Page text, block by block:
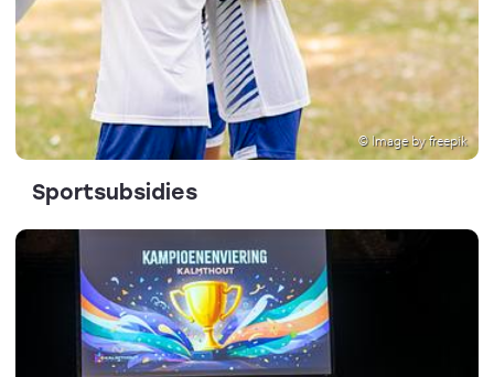
© Image by freepik
Sportsubsidies